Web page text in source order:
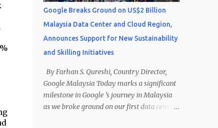
Google Breaks Ground on US$2 Billion
Malaysia Data Center and Cloud Region,
Announces Support for New Sustainability
and Skilling Initiatives
By Farhan S. Qureshi, Country Director,
Google Malaysia Today marks a significant
milestone in Google ’s journey in Malaysia
as we broke ground on our first data center